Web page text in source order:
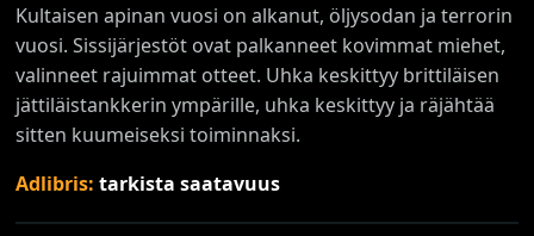
Kultaisen apinan vuosi on alkanut, öljysodan ja terrorin
vuosi. Sissijärjestöt ovat palkanneet kovimmat miehet,
valinneet rajuimmat otteet. Uhka keskittyy brittiläisen
jättiläistankkerin ympärille, uhka keskittyy ja räjähtää
sitten kuumeiseksi toiminnaksi.
Adlibris:tarkista saatavuus